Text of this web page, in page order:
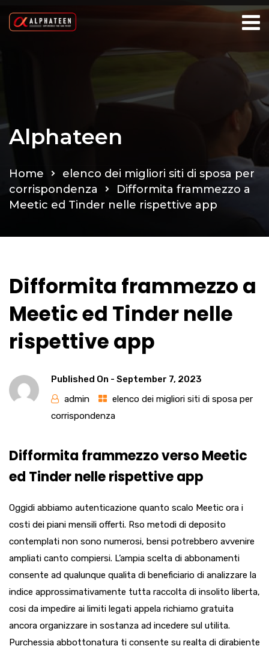
Alphateen
Home
elenco dei migliori siti di sposa per
corrispondenza
Difformita frammezzo a
Meetic ed Tinder nelle rispettive app
Difformita frammezzo a
Meetic ed Tinder nelle
rispettive app
Published On - September 7, 2023
admin
elenco dei migliori siti di sposa per
corrispondenza
Difformita frammezzo verso Meetic
ed Tinder nelle rispettive app
Oggidi abbiamo autenticazione quanto scalo Meetic ora i
costi dei piani mensili offerti. Rso metodi di deposito
contemplati non sono numerosi, bensi potrebbero avvenire
ampliati canto compiersi. L’ampia scelta di abbonamenti
consente ad qualunque qualita di beneficiario di analizzare la
indice approssimativamente tutta raccolta di insolito liberta,
cosi da impedire ai limiti legati appela richiamo gratuita
ancora organizzare in sostanza ad incedere sul utilita.
Purchessia abbottonatura ti consente su realta di dirabiente